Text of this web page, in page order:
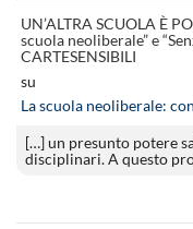
UN’ALTRA SCUOLA È
scuola neoliberale” e
CARTESENSIBILI
su
La scuola neoliberale:
[…] un presunto potere
disciplinari. A questo